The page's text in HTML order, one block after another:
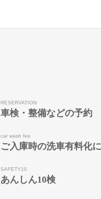
RESERVATION
車検・整備などの予約
car wash fee
ご入庫時の洗車有料化
SAFETY10
あんしん10検